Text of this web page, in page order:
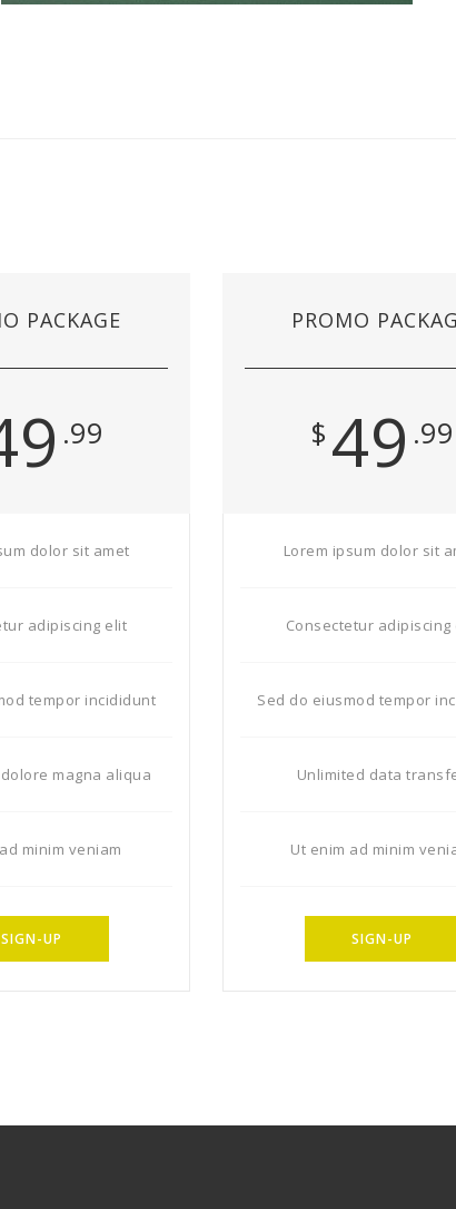
PACKAGE
.99
dolor sit amet
adipiscing elit
tempor incididunt
magna aliqua
minim veniam
SIGN-UP
PROMO
$ 49 .99
Lorem ipsum dolor sit
Consectetur adipiscing
Sed do eiusmod tempor
Unlimited data
Ut enim ad minim
SIGN-UP